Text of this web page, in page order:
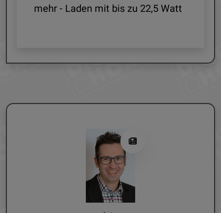
mehr - Laden mit bis zu 22,5 Watt